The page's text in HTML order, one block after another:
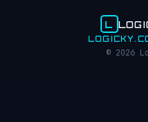
L
© 2026